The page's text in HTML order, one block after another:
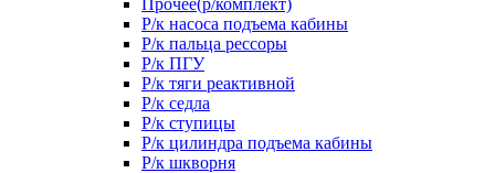
Прочее(р/комплект)
Р/к насоса подъема кабины
Р/к пальца рессоры
Р/к ПГУ
Р/к тяги реактивной
Р/к седла
Р/к ступицы
Р/к цилиндра подъема кабины
Р/к шкворня